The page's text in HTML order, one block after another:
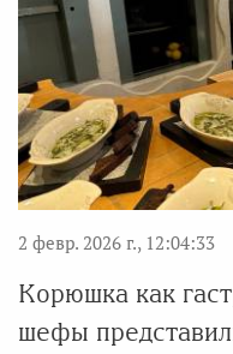
2 февр. 2026 г., 12:04:33
Корюшка как
шефы